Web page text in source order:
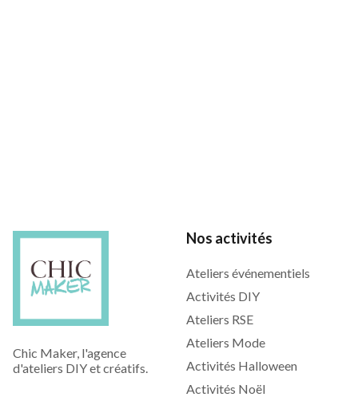
Chic Maker, l'agence
d'ateliers DIY et créatifs.
Nos activités
Ateliers événementiels
Activités DIY
Ateliers RSE
Ateliers Mode
Activités Halloween
Activités Noël